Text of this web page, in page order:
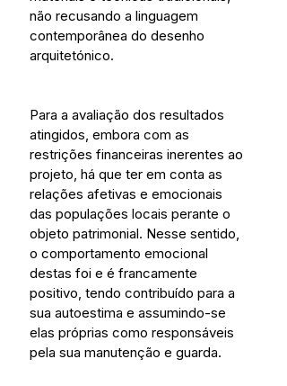
não recusando a linguagem
contemporânea do desenho
arquitetónico.
Para a avaliação dos resultados
atingidos, embora com as
restrições financeiras inerentes ao
projeto, há que ter em conta as
relações afetivas e emocionais
das populações locais perante o
objeto patrimonial. Nesse sentido,
o comportamento emocional
destas foi e é francamente
positivo, tendo contribuído para a
sua autoestima e assumindo-se
elas próprias como responsáveis
pela sua manutenção e guarda.